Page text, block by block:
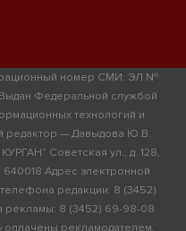
номер СМИ: ЭЛ №
Федеральной службой
технологий и
редактор — Давыдова Ю.В.
Советская ул., д. 128,
Адрес электронной
редакции: 8 (3452)
8 (3452) 69-98-08
оплачены рекламодателем.